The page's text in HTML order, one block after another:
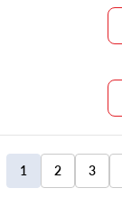
1 2 3